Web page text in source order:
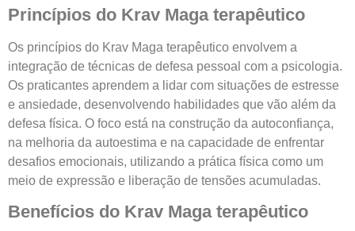
Princípios do Krav Maga terapêutico
Os princípios do Krav Maga terapêutico envolvem a
integração de técnicas de defesa pessoal com a psicologia.
Os praticantes aprendem a lidar com situações de estresse
e ansiedade, desenvolvendo habilidades que vão além da
defesa física. O foco está na construção da autoconfiança,
na melhoria da autoestima e na capacidade de enfrentar
desafios emocionais, utilizando a prática física como um
meio de expressão e liberação de tensões acumuladas.
Benefícios do Krav Maga terapêutico